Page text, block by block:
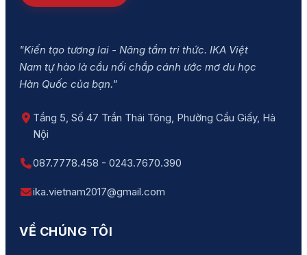
"Kiến tạo tương lai - Nâng tầm tri thức. IKA Việt
Nam tự hào là cầu nối chắp cánh ước mơ du học
Hàn Quốc của bạn."
Tầng 5, Số 47 Trần Thái Tông, Phường Cầu Giấy, Hà
Nội
087.7778.458 - 0243.7670.390
ika.vietnam2017@gmail.com
VỀ CHÚNG TÔI